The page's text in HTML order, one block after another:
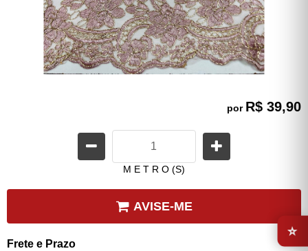
por R$ 39,90
M E T R O (S)
AVISE-ME
Frete e Prazo